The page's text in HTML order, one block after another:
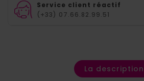
Service client réactif
(+33) 07.66.82.99.51
La description